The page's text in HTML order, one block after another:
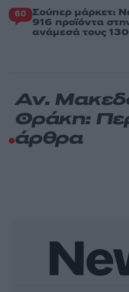
60 Σούπερ μάρκετ:
916 προϊόντα
ανάμεσά τους
Αν.
Θράκη:
άρθρα